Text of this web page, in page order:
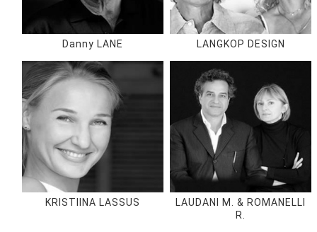
Danny LANE LANGKOP DESIGN
KRISTIINA LASSUS
LAUDANI M. & ROMANELLI
R.